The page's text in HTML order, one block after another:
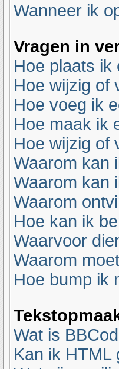
Wanneer ik
Vragen in
Hoe plaats ik
Hoe wijzig of
Hoe voeg ik
Hoe maak ik
Hoe wijzig of
Waarom kan
Waarom kan
Waarom
Hoe kan ik
Waarvoor
Waarom
Hoe bump ik
Wat is
Kan ik HTML